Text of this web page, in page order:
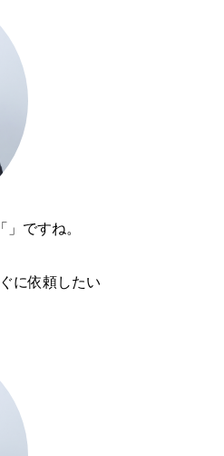
」ですね。
に依頼したい